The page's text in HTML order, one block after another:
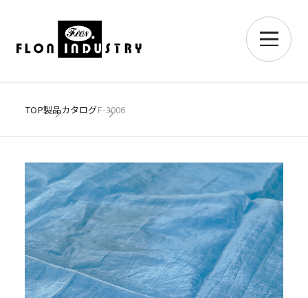
TOP製品カタログF-3006